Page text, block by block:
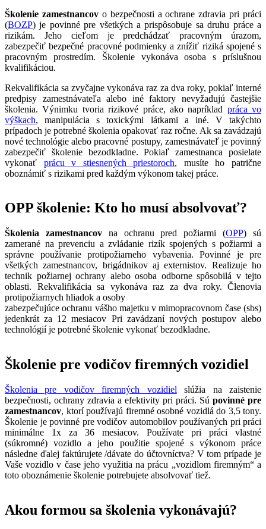
Školenie zamestnancovo bezpečnosti a ochrane zdravia pri práci
(BOZP) je povinné pre všetkých a prispôsobuje sa druhu práce a
rizikám. Jeho cieľom je predchádzať pracovným úrazom,
zabezpečiť bezpečné pracovné podmienky a znížiť riziká spojené s
pracovným prostredím. Školenie vykonáva osoba s príslušnou
kvalifikáciou.
Rekvalifikácia sa zvyčajne vykonáva raz za dva roky, pokiaľ interné
predpisy zamestnávateľa alebo iné faktory nevyžadujú častejšie
školenia. Výnimku tvoria rizikové práce, ako napríklad práca vo
výškach, manipulácia s toxickými látkami a iné. V takýchto
prípadoch je potrebné školenia opakovať raz ročne. Ak sa zavádzajú
nové technológie alebo pracovné postupy, zamestnávateľ je povinný
zabezpečiť školenie bezodkladne. Pokiaľ zamestnanca posielate
vykonať prácu v stiesnených priestoroch, musíte ho patrične
oboznámiť s rizikami pred každým výkonom takej práce.
OPP školenie: Kto ho musí absolvovať?
Školenia zamestnancovna ochranu pred požiarmi (OPP) sú
zamerané na prevenciu a zvládanie rizík spojených s požiarmi a
správne používanie protipožiarneho vybavenia. Povinné je pre
všetkých zamestnancov, brigádnikov aj externistov. Realizuje ho
technik požiarnej ochrany alebo osoba odborne spôsobilá v tejto
oblasti. Rekvalifikácia sa vykonáva raz za dva roky. Členovia
protipožiarnych hliadok a osoby
zabezpečujúce ochranu vášho majetku v mimopracovnom čase (sbs)
jedenkrát za 12 mesiacov Pri zavádzaní nových postupov alebo
technológií je potrebné školenie vykonať bezodkladne.
Školenie pre vodičov firemných vozidiel
Školenia pre vodičov firemných vozidiel slúžia na zaistenie
bezpečnosti, ochrany zdravia a efektivity pri práci. Sú povinné pre
zamestnancov, ktorí používajú firemné osobné vozidlá do 3,5 tony.
Školenie je povinné pre vodičov automobilov používaných pri práci
minimálne 1x za 36 mesiacov. Používate pri práci vlastné
(súkromné) vozidlo a jeho použitie spojené s výkonom práce
následne ďalej faktúrujete /dávate do účtovníctva? V tom prípade je
Vaše vozidlo v čase jeho využitia na prácu „vozidlom firemným“ a
toto oboznámenie školenie potrebujete absolvovať tiež.
Akou formou sa školenia vykonávajú?